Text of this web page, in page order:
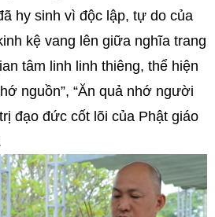
hy sinh vì độc lập, tự do của
kệ vang lên giữa nghĩa trang
tâm linh linh thiêng, thể hiện
nguồn”, “Ăn quả nhớ người
đạo đức cốt lõi của Phật giáo